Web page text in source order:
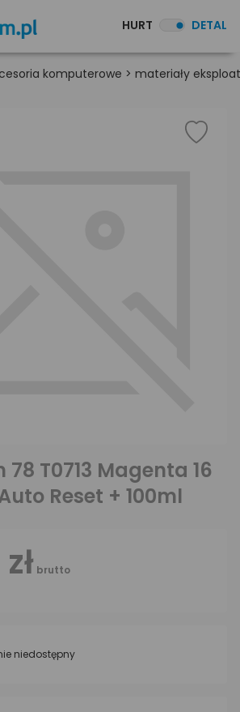
HURT DETAL
komputerowe > materiały
78 T0713 Magenta 16
Reset + 100ml
brutto
niedostępny